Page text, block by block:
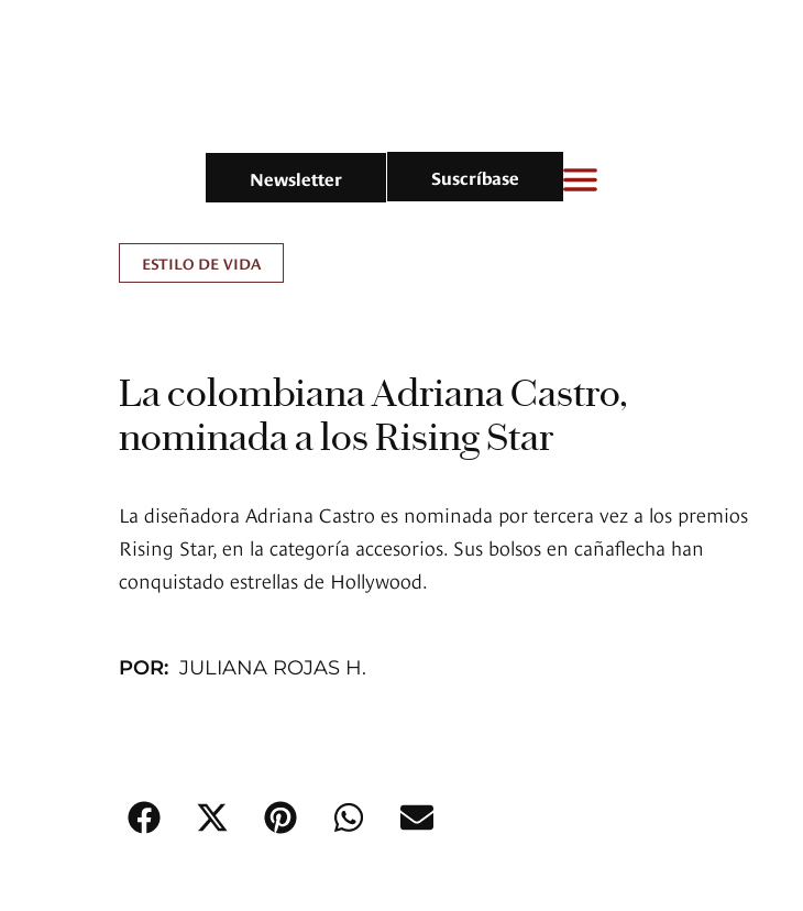
Newsletter Suscríbase
ESTILO DE VIDA
La colombiana Adriana Castro,
nominada a los Rising Star
La diseñadora Adriana Castro es nominada por tercera vez a los premios
Rising Star, en la categoría accesorios. Sus bolsos en cañaflecha han
conquistado estrellas de Hollywood.
POR: JULIANA ROJAS H.